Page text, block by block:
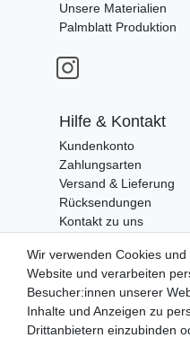
Unsere Materialien
Palmblatt Produktion
Hilfe & Kontakt
Kundenkonto
Zahlungsarten
Versand & Lieferung
Rücksendungen
Kontakt zu uns
Zahlungsanbieter
Wir verwenden Cookies
Website und verarbeiten
Besucher:innen unserer
Inhalte und Anzeigen zu
Drittanbietern einzubinden